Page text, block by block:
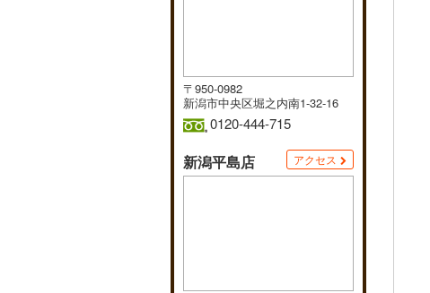
〒950-0982
新潟市中央区堀之内南1-32-16
0120-444-715
新潟平島店 アクセス